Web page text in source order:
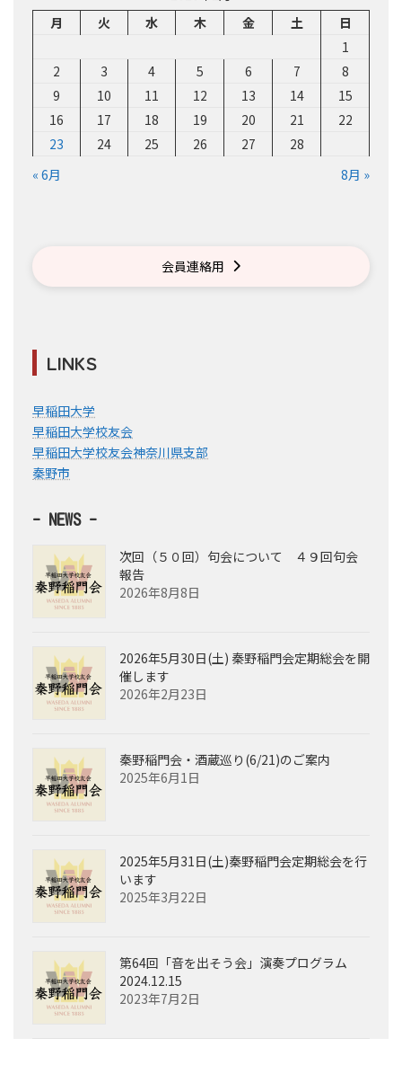
月
火 水 木 金 土
日
1
2
3 4 5 6 7
8
9
10 11 12 13 14
15
16
17 18 19 20 21
22
23
24 25 26 27
28
« 6月
8月 »
会員連絡用
LINKS
早稲田大学
早稲田大学校友会
早稲田大学校友会神奈川県支部
秦野市
- NEWS -
次回（５０回）句会について ４９回句会
報告
2026年8月8日
2026年5月30日(土) 秦野稲門会定期総会を開
催します
2026年2月23日
秦野稲門会・酒蔵巡り(6/21)のご案内
2025年6月1日
2025年5月31日(土)秦野稲門会定期総会を行
います
2025年3月22日
第64回「音を出そう会」演奏プログラム
2024.12.15
2023年7月2日